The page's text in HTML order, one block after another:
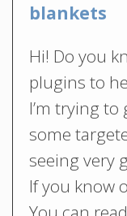
blankets
Hi! Do you
plugins to
I’m trying
some
seeing very
If you know